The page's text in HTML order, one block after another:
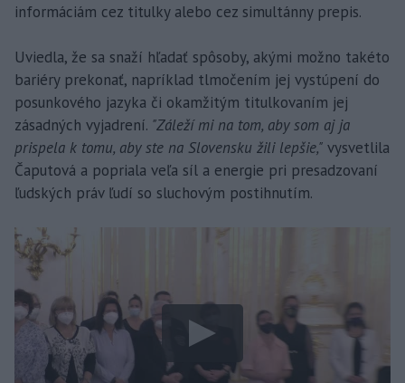
informáciám cez titulky alebo cez simultánny prepis.
Uviedla, že sa snaží hľadať spôsoby, akými možno takéto
bariéry prekonať, napríklad tlmočením jej vystúpení do
posunkového jazyka či okamžitým titulkovaním jej
zásadných vyjadrení. "Záleží mi na tom, aby som aj ja
prispela k tomu, aby ste na Slovensku žili lepšie," vysvetlila
Čaputová a popriala veľa síl a energie pri presadzovaní
ľudských práv ľudí so sluchovým postihnutím.